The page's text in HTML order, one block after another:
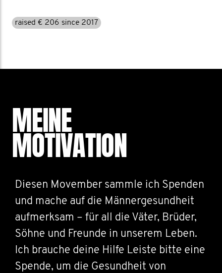
raised € 206 since 2017
MEINE
MOTIVATION
Diesen Movember sammle ich Spenden
und mache auf die Männergesundheit
aufmerksam – für all die Väter, Brüder,
Söhne und Freunde in unserem Leben.
Ich brauche deine Hilfe Leiste bitte eine
Spende, um die Gesundheit von